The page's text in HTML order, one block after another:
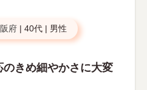
府 | 40代 | 男性
きめ細やかさに大変